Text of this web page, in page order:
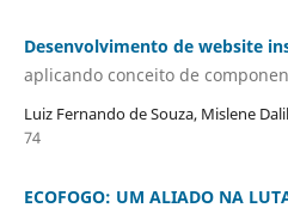
Desenvolvimento de website
aplicando conceito de
Luiz Fernando de Souza, Mislene
74
ECOFOGO: UM ALIADO NA